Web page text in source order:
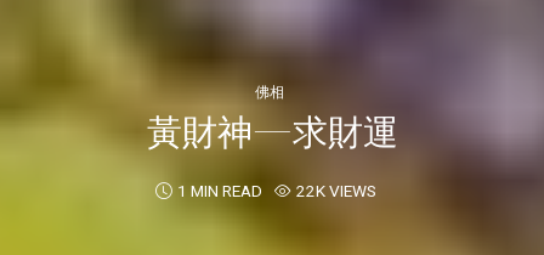
佛相
黃財神—求財運
1 MIN READ 22K VIEWS